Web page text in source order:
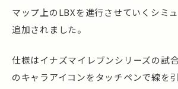
マップ上のLBXを進行させていくシミ
追加されました。
仕様はイナズマイレブンシリーズの試
のキャラアイコンをタッチペンで線を